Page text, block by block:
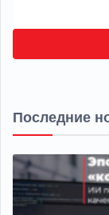
Последние